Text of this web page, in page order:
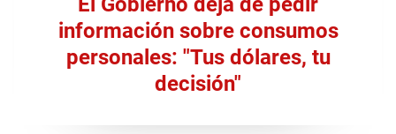
información sobre consumos
personales: "Tus dólares, tu
decisión"